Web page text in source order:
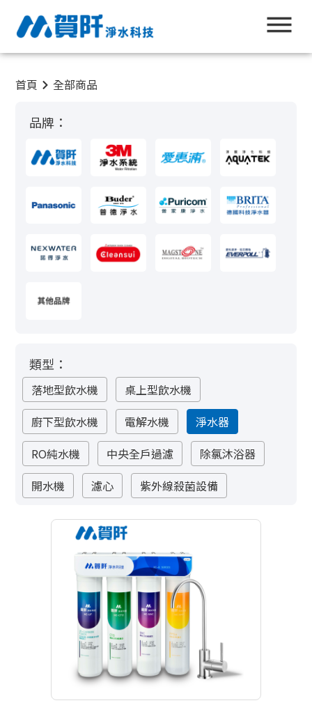
首頁 全部商品
品牌：
類型：
落地型飲水機
桌上型飲水機
廚下型飲水機
電解水機
淨水器
RO純水機
中央全戶過濾
除氯沐浴器
開水機
濾心 紫外線殺菌設備